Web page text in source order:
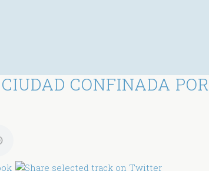
CONFINADA POR